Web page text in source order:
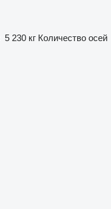
5 230 кг Количество осей